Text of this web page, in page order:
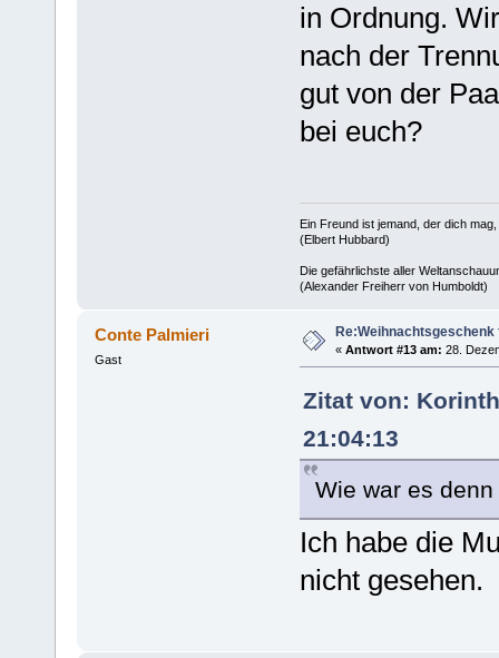
in Ordnung.
nach der
gut von der
bei euch?
Ein Freund ist jemand, der dich
(Elbert Hubbard)
Die gefährlichste aller
(Alexander Freiherr von Humboldt)
Conte Palmieri
Gast
Re:Weihnachtsgeschenk
« Antwort #13 am: 28.
Zitat von:
21:04:13
Wie war es
Ich habe die
nicht gesehen.